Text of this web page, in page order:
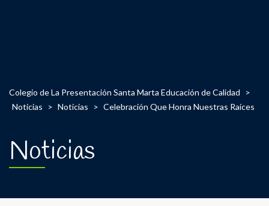
Colegio de La Presentación Santa Marta Educación de Calidad
>
Noticias
> Noticias > Celebración Que Honra Nuestras Raíces
Noticias